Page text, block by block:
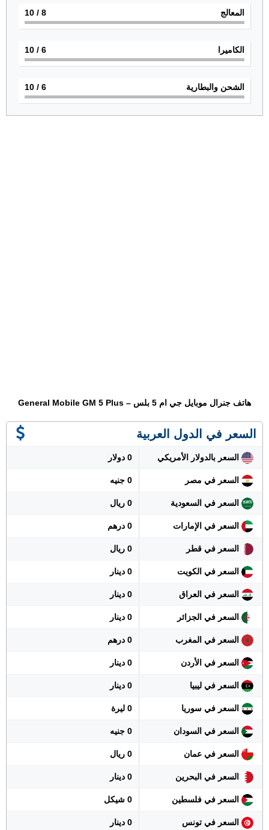
المعالج 8
/ 10
الكاميرا 6
/ 10
الشحن والبطارية 6
/ 10
هاتف جنرال موبايل جي ام 5 بلس – General Mobile GM 5 Plus
السعر في الدول العربية
السعر بالدولار الأمريكي 0 دولار
السعر في مصر 0 جنيه
السعر في السعودية 0 ريال
السعر في الإمارات 0 درهم
السعر في قطر 0 ريال
السعر في الكويت 0 دينار
السعر في العراق 0 دينار
السعر في الجزائر 0 دينار
السعر في المغرب 0 درهم
السعر في الأردن 0 دينار
السعر في ليبيا 0 دينار
السعر في سوريا 0 ليرة
السعر في السودان 0 جنيه
السعر في عمان 0 ريال
السعر في البحرين 0 دينار
السعر في فلسطين 0 شيكل
السعر في تونس 0 دينار